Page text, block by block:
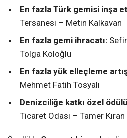
En fazla Türk gemisi inşa
Tersanesi – Metin Kalkavan
En fazla gemi ihracatı:
Tolga Koloğlu
En fazla yük elleçleme
Mehmet Fatih Tosyalı
Denizciliğe katkı özel
Ticaret Odası – Tamer Kıran